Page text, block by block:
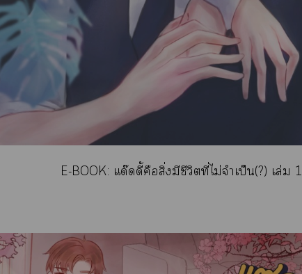
E-BOOK: แด๊ดดี้คือสิ่งมีชีวิตที่ไม่จำเป็น(?) เล่ม 1